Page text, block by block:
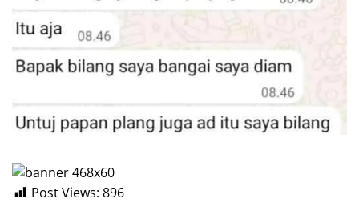
Post Views: 896